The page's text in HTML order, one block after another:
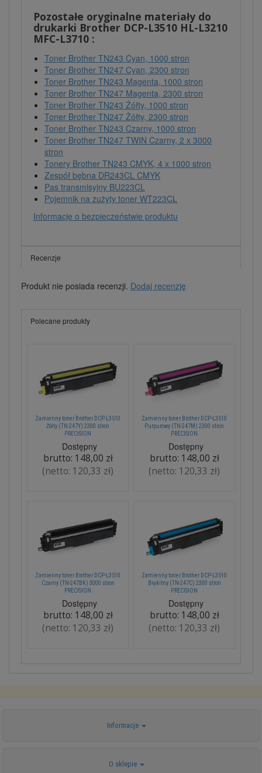
Pozostałe oryginalne materiały do
drukarki Brother DCP-L3510 HL-L3210
MFC-L3710 :
Toner Brother TN243 Cyan, 1000 stron
Toner Brother TN247 Cyan, 2300 stron
Toner Brother TN243 Magenta, 1000 stron
Toner Brother TN247 Magenta, 2300 stron
Toner Brother TN243 Żółty, 1000 stron
Toner Brother TN247 Żółty, 2300 stron
Toner Brother TN243 Czarny, 1000 stron
Toner Brother TN247 TWIN Czarny, 2 x 3000
stron
Tonery Brother TN243 CMYK, 4 x 1000 stron
Zespół bębna DR243CL CMYK
Pas transmisyjny BU223CL
Pojemnik na zużyty toner WT223CL
Informacje o bezpieczeństwie produktu
Recenzje
Produkt nie posiada recenzji. Dodaj recenzję
Polecane produkty
Zamienny toner Brother DCP-L3510
Żółty (TN-247Y) 2300 stron
PRECISION
Dostępny
brutto: 148,00 zł
(netto: 120,33 zł)
Zamienny toner Brother DCP-L3510
Purpurowy (TN-247M) 2300 stron
PRECISION
Dostępny
brutto: 148,00 zł
(netto: 120,33 zł)
Zamienny toner Brother DCP-L3510
Czarny (TN-247BK) 3000 stron
PRECISION
Dostępny
brutto: 148,00 zł
(netto: 120,33 zł)
Zamienny toner Brother DCP-L3510
Błękitny (TN-247C) 2300 stron
PRECISION
Dostępny
brutto: 148,00 zł
(netto: 120,33 zł)
Informacje
O sklepie